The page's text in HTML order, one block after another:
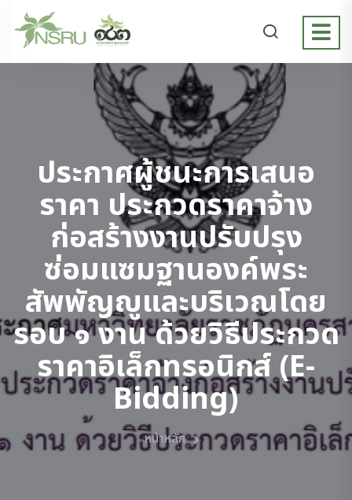
ประกาศผู้ชนะการเสนอ
ราคา ประกวดราคาจ้าง
ก่อสร้างงานปรับปรุง
ซ่อมแซมฐานองค์พระ
สัพพัญญูและบริเวณโดย
รอบ ๑ งาน ด้วยวิธีประกวด
ราคาอิเล็กทรอนิกส์ (e-
Bidding)
หน้าหลัก